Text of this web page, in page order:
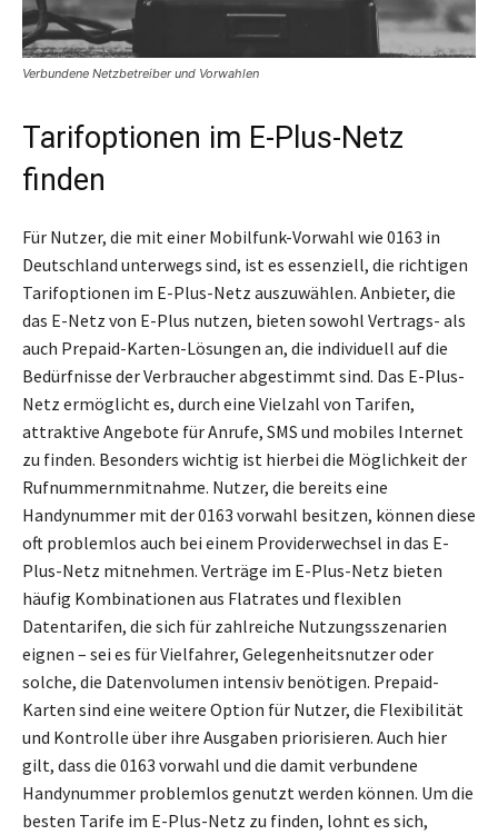
Verbundene Netzbetreiber und Vorwahlen
Tarifoptionen im E-Plus-Netz
finden
Für Nutzer, die mit einer Mobilfunk-Vorwahl wie 0163 in
Deutschland unterwegs sind, ist es essenziell, die richtigen
Tarifoptionen im E-Plus-Netz auszuwählen. Anbieter, die
das E-Netz von E-Plus nutzen, bieten sowohl Vertrags- als
auch Prepaid-Karten-Lösungen an, die individuell auf die
Bedürfnisse der Verbraucher abgestimmt sind. Das E-Plus-
Netz ermöglicht es, durch eine Vielzahl von Tarifen,
attraktive Angebote für Anrufe, SMS und mobiles Internet
zu finden. Besonders wichtig ist hierbei die Möglichkeit der
Rufnummernmitnahme. Nutzer, die bereits eine
Handynummer mit der 0163 vorwahl besitzen, können diese
oft problemlos auch bei einem Providerwechsel in das E-
Plus-Netz mitnehmen. Verträge im E-Plus-Netz bieten
häufig Kombinationen aus Flatrates und flexiblen
Datentarifen, die sich für zahlreiche Nutzungsszenarien
eignen – sei es für Vielfahrer, Gelegenheitsnutzer oder
solche, die Datenvolumen intensiv benötigen. Prepaid-
Karten sind eine weitere Option für Nutzer, die Flexibilität
und Kontrolle über ihre Ausgaben priorisieren. Auch hier
gilt, dass die 0163 vorwahl und die damit verbundene
Handynummer problemlos genutzt werden können. Um die
besten Tarife im E-Plus-Netz zu finden, lohnt es sich,